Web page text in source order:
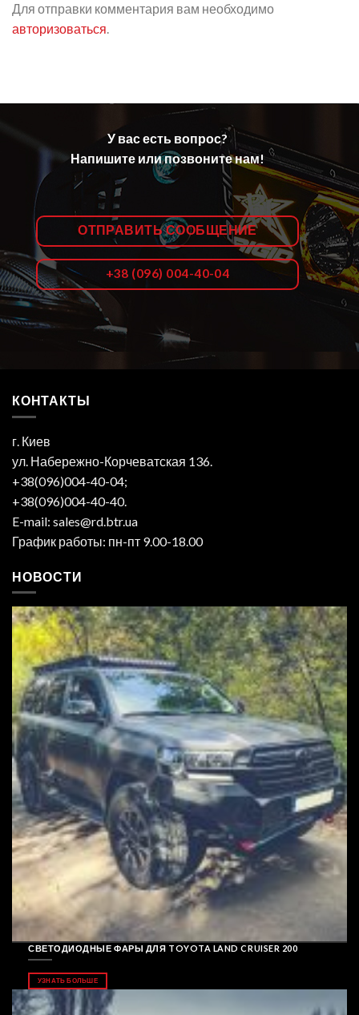
Для отправки комментария вам необходимо
авторизоваться.
У вас есть вопрос?
Напишите или позвоните нам!
ОТПРАВИТЬ СООБЩЕНИЕ
+38 (096) 004-40-04
КОНТАКТЫ
г. Киев
ул. Набережно-Корчеватская 136.
+38(096)004-40-04;
+38(096)004-40-40.
E-mail: sales@rd.btr.ua
График работы: пн-пт 9.00-18.00
НОВОСТИ
СВЕТОДИОДНЫЕ ФАРЫ ДЛЯ TOYOTA LAND CRUISER 200
УЗНАТЬ БОЛЬШЕ